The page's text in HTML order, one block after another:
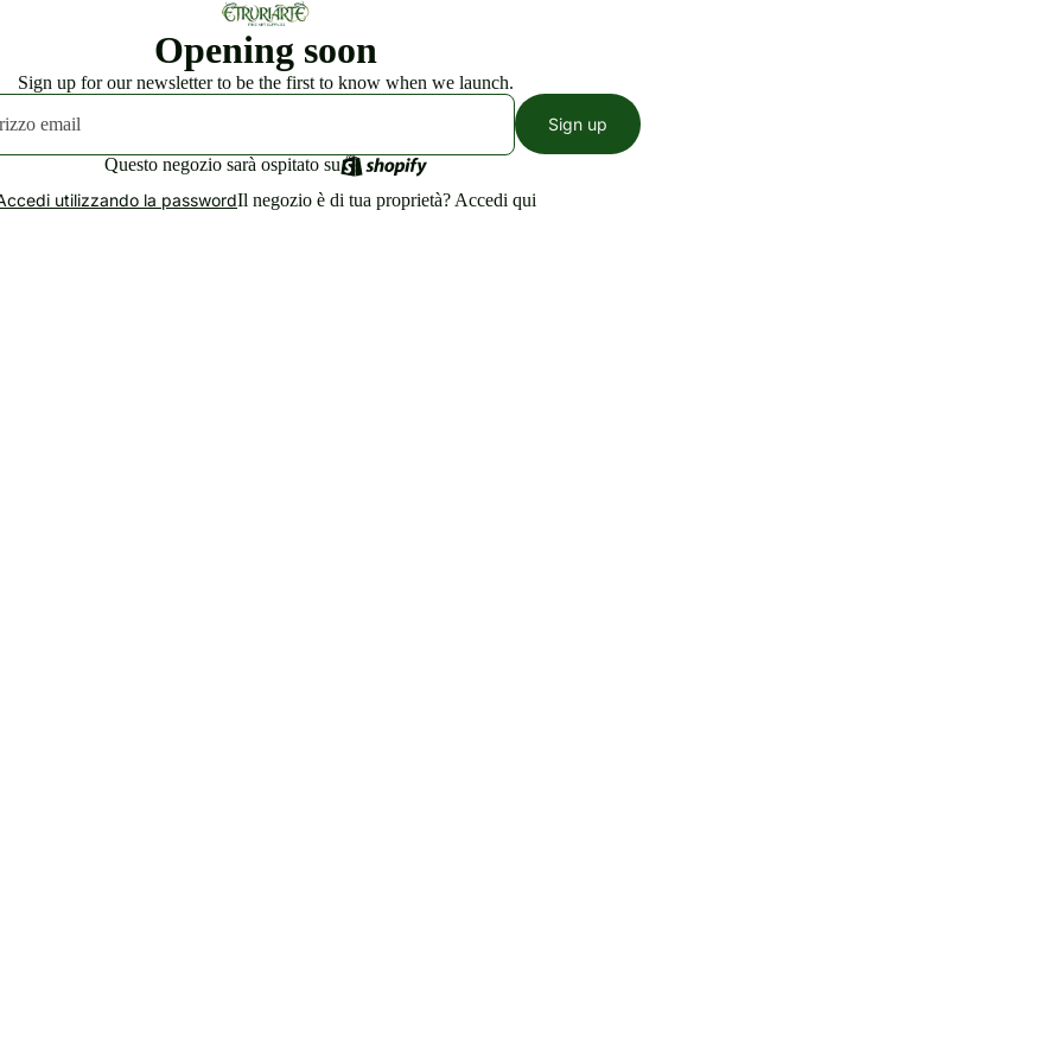
Opening soon
Sign up for our newsletter to be the first to know when we launch.
Sign up
Questo negozio sarà ospitato su
utilizzando la passwordIl negozio è di tua proprietà? Accedi qui